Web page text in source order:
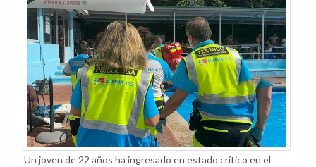
Un joven de 22 años ha ingresado en estado crítico en el